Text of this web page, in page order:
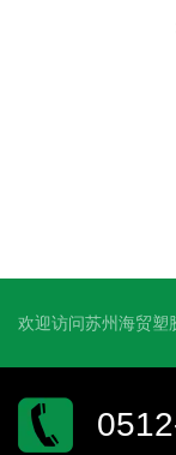
欢迎访问苏州海贸塑